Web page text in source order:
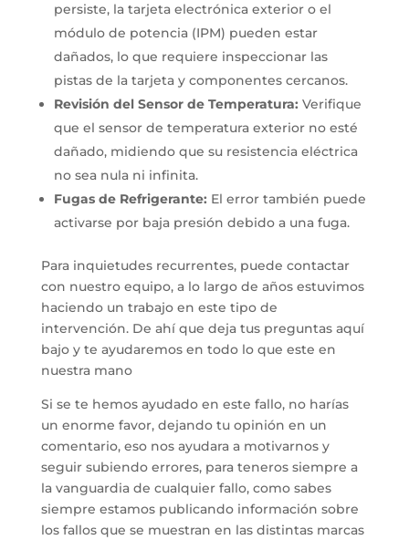
persiste, la tarjeta electrónica exterior o el
módulo de potencia (IPM) pueden estar
dañados, lo que requiere inspeccionar las
pistas de la tarjeta y componentes cercanos.
Revisión del Sensor de Temperatura: Verifique
que el sensor de temperatura exterior no esté
dañado, midiendo que su resistencia eléctrica
no sea nula ni infinita.
Fugas de Refrigerante: El error también puede
activarse por baja presión debido a una fuga.
Para inquietudes recurrentes, puede contactar
con nuestro equipo, a lo largo de años estuvimos
haciendo un trabajo en este tipo de
intervención. De ahí que deja tus preguntas aquí
bajo y te ayudaremos en todo lo que este en
nuestra mano
Si se te hemos ayudado en este fallo, no harías
un enorme favor, dejando tu opinión en un
comentario, eso nos ayudara a motivarnos y
seguir subiendo errores, para teneros siempre a
la vanguardia de cualquier fallo, como sabes
siempre estamos publicando información sobre
los fallos que se muestran en las distintas marcas